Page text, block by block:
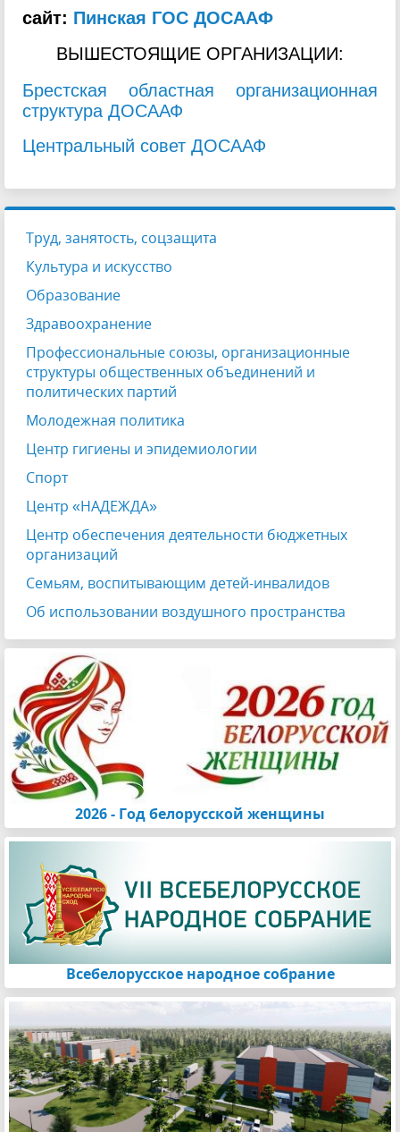
сайт: Пинская ГОС ДОСААФ
ВЫШЕСТОЯЩИЕ ОРГАНИЗАЦИИ:
Брестская областная организационная
структура ДОСААФ
Центральный совет ДОСААФ
Труд, занятость, соцзащита
Культура и искусство
Образование
Здравоохранение
Профессиональные союзы, организационные
структуры общественных объединений и
политических партий
Молодежная политика
Центр гигиены и эпидемиологии
Спорт
Центр «НАДЕЖДА»
Центр обеспечения деятельности бюджетных
организаций
Семьям, воспитывающим детей-инвалидов
Об использовании воздушного пространства
2026 - Год белорусской женщины
Всебелорусское народное собрание